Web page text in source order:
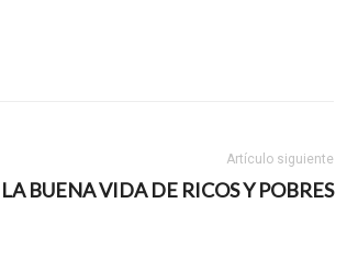
Artículo siguiente
LA BUENA VIDA DE RICOS Y POBRES